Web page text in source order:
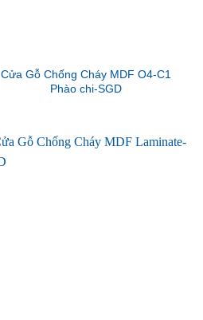
Cửa Gỗ Chống Cháy MDF O4-C1
Phào chi-SGD